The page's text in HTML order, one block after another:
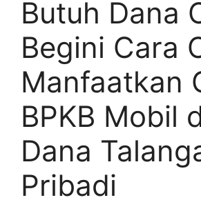
Butuh Dana
Begini Cara
Manfaatkan
BPKB Mobil
Dana
Pribadi